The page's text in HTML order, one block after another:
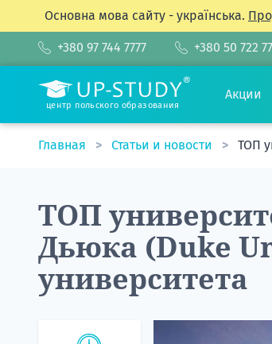
Основна мова сайту - українська.
+380 97 744 7777 +380 50 722
центр польского образования
Акции
Главная Статьи и новости ТОП
ТОП
Дьюка (Duke
университета